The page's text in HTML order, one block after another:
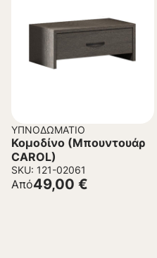
ΥΠΝΟΔΩΜΆΤΙΟ
Κομοδίνο (Μπουντουάρ
CAROL)
SKU: 121-02061
Από49,00 €